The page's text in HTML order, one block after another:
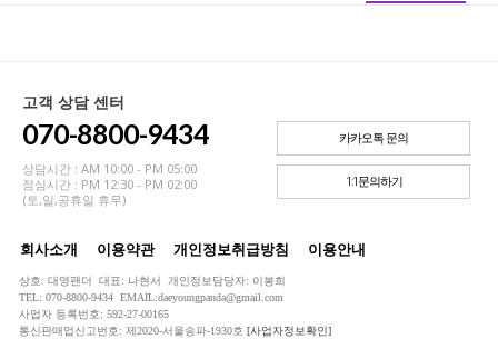
고객 상담 센터
070-8800-9434
상담시간 : AM 10:00 - PM 05:00
점심시간 : PM 12:30 - PM 02:00
(토,일,공휴일 휴무)
카카오톡 문의
1:1문의하기
회사소개 이용약관 개인정보취급방침 이용안내
상호: 대영팬더 대표: 나현서 개인정보담당자: 이봉희
TEL: 070-8800-9434 EMAIL:daeyoungpanda@gmail.com
사업자 등록번호: 592-27-00165
통신판매업신고번호: 제2020-서울송파-1930호 [사업자정보확인]